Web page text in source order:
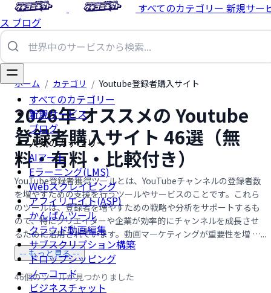
すべてのカテゴリー 新規サー
ス ブログ
すべてのカテゴリー
新規サービス
ブログ
人気のカテゴリー
AIアート
Eラーニング(LMS)
Webスクレイピング
アフィリエイト(ASP)
かんばんツール
クラウド動画編集
サブスクリプション構築
ドロップシッピング
ノーコード
ビジネスチャット
ホーム / カテゴリ / Youtube登録者購入サイト
2026年 オススメの Youtube
登録者購入サイト 46選（無
料・有料・比較付き）
YouTube登録者獲得ツールとは、YouTubeチャンネルの登録者数
を増やすための支援を行うツールやサービスのことです。これら
のツールは、登録者を増やすための戦略や分析をサポートするも
ので、特にクリエイターや企業が効率的にチャンネルを成長させ
るために活用されています。動画マーケティングが重要性を増 …...
-- もっと見る --
46個のツールが見つかりました